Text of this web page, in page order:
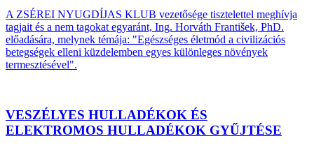
A ZSÉREI NYUGDÍJAS KLUB vezetősége tisztelettel meghívja
tagjait és a nem tagokat egyaránt, Ing. Horváth František, PhD.
előadására, melynek témája: "Egészséges életmód a civilizációs
betegségek elleni küzdelemben egyes különleges növények
termesztésével".
VESZÉLYES HULLADÉKOK ÉS
ELEKTROMOS HULLADÉKOK GYŰJTÉSE